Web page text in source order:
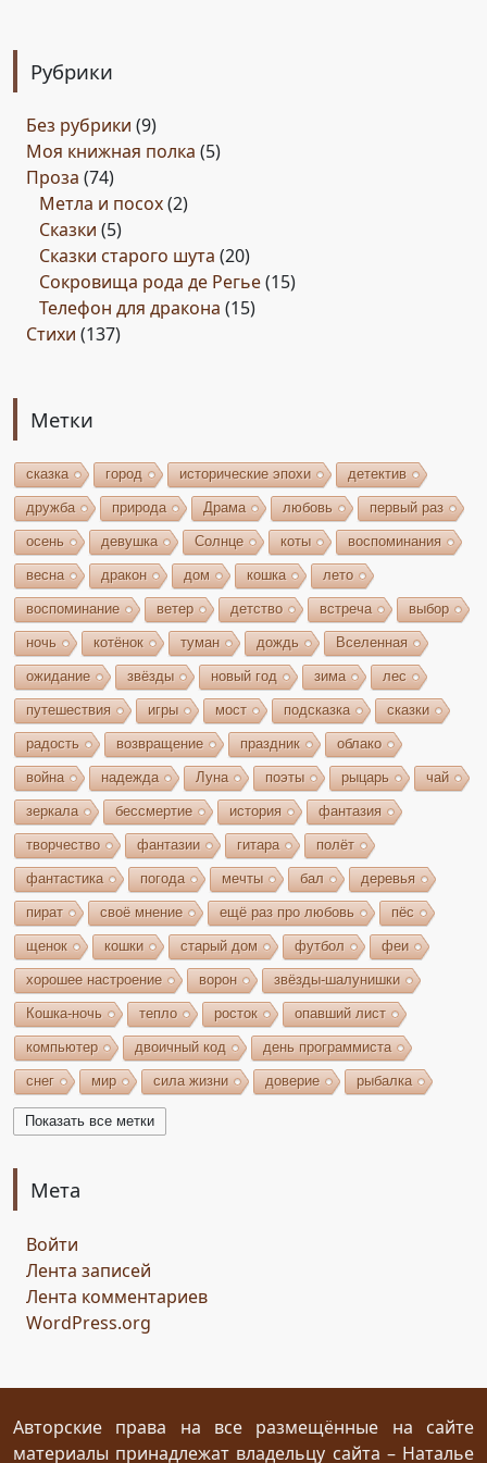
Рубрики
Без рубрики (9)
Моя книжная полка (5)
Проза (74)
Метла и посох(2)
Сказки (5)
Сказки старого шута (20)
Сокровища рода де Регье(15)
Телефон для дракона (15)
Стихи (137)
Метки
сказка город исторические эпохи детектив
дружба природа Драма любовь первый раз
осень девушка Солнце коты воспоминания
весна дракон дом кошка лето
воспоминание ветер детство встреча выбор
ночь котёнок туман дождь Вселенная
ожидание звёзды новый год зима лес
путешествия игры мост подсказка сказки
радость возвращение праздник облако
война надежда Луна поэты рыцарь чай
зеркала бессмертие история фантазия
творчество фантазии гитара полёт
фантастика погода мечты бал деревья
пират своё мнение ещё раз про любовь пёс
щенок кошки старый дом футбол феи
хорошее настроение ворон звёзды-шалунишки
Кошка-ночь тепло росток опавший лист
компьютер двоичный код день программиста
снег мир сила жизни доверие рыбалка
волшебство игрушки
возрождение
сомнение
мяч стирательная резинка
ресторан
птица Киви путеводный камень магия камня
Показать все метки
Мета
Войти
Лента записей
Лента комментариев
WordPress.org
Авторские права на все размещённые на сайте
материалы принадлежат владельцу сайта – Наталье